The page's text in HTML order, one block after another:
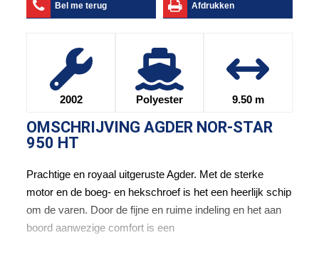
Bel me terug Afdrukken
2002 Polyester 9.50 m
OMSCHRIJVINGAGDER NOR-STAR
950 HT
Prachtige en royaal uitgeruste Agder. Met de sterke
motor en de boeg- en hekschroef is het een heerlijk schip
om de varen. Door de fijne en ruime indeling en het aan
boord aanwezige comfort is een